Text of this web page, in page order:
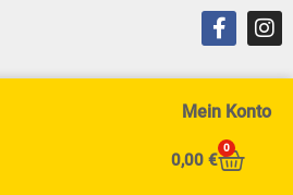
Mein Konto
0,00 €
0